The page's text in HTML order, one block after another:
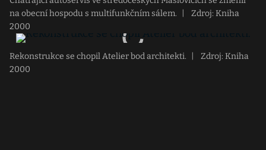
na obecní hospodu s multifunkčním sálem.
Zdroj: Kniha
2000
Rekonstrukce se chopil Atelier bod architekti.
Zdroj: Kniha
2000